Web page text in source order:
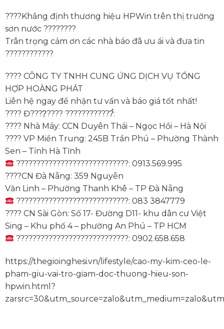
????Khẳng định thương hiệu HPWin trên thị trường
sơn nước ????️????
Trân trọng cảm ơn các nhà báo đã ưu ái và đưa tin
????????????
???? CÔNG TY TNHH CUNG ỨNG DỊCH VỤ TỔNG
HỢP HOÀNG PHÁT
Liên hệ ngay để nhận tư vấn và báo giá tốt nhất!
???? Đ????̣???? ????????????̉:
???? Nhà Máy: CCN Duyên Thái – Ngọc Hồi – Hà Nội
???? VP Miền Trung: 245B Trần Phú – Phường Thành
Sen – Tỉnh Hà Tĩnh
????????????????????????????: 0913.569.995
????CN Đà Nẵng: 359 Nguyễn
Văn Linh – Phường Thanh Khê – TP Đà Nẵng
????????????????????????????: 083 3847779
???? CN Sài Gòn: Số 17- Đường D11- khu dân cư Việt
Sing – Khu phố 4 – phường An Phú – TP HCM
????????????????????????????: 0902.658.658
https://thegioinghesi.vn/lifestyle/cao-my-kim-ceo-le-
pham-giu-vai-tro-giam-doc-thuong-hieu-son-
hpwin.html?